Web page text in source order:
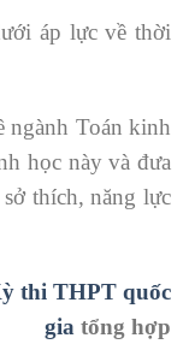
áp lực về thời
ngành Toán kinh
học này và đưa
thích, năng lực
thi THPT quốc
gia tổng hợp